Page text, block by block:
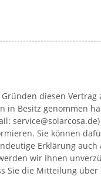
diesen
Besitz genommen
Sie können
Erklärung
wir Ihnen
Sie die Mitteilung